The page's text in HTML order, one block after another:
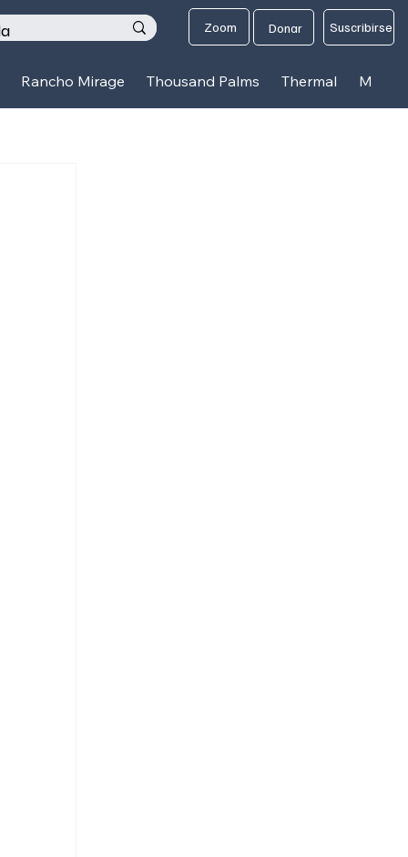
Rancho Mirage Thousand Palms Thermal Mecca
Zoom Donar Suscribirse